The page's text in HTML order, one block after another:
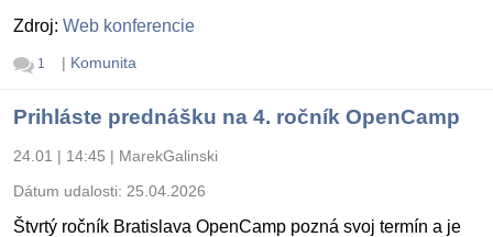
Zdroj: Web konferencie
1 | Komunita
Prihláste prednášku na 4. ročník OpenCamp
24.01 | 14:45 | MarekGalinski
Dátum udalosti: 25.04.2026
Štvrtý ročník Bratislava OpenCamp pozná svoj termín a je